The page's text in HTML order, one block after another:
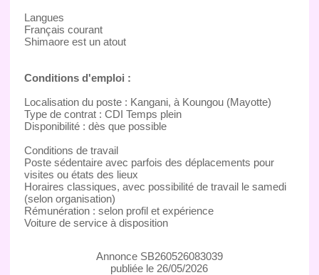
Langues
Français courant
Shimaore est un atout
Conditions d'emploi :
Localisation du poste : Kangani, à Koungou (Mayotte)
Type de contrat : CDI Temps plein
Disponibilité : dès que possible
Conditions de travail
Poste sédentaire avec parfois des déplacements pour
visites ou états des lieux
Horaires classiques, avec possibilité de travail le samedi
(selon organisation)
Rémunération : selon profil et expérience
Voiture de service à disposition
Annonce SB260526083039
publiée le 26/05/2026